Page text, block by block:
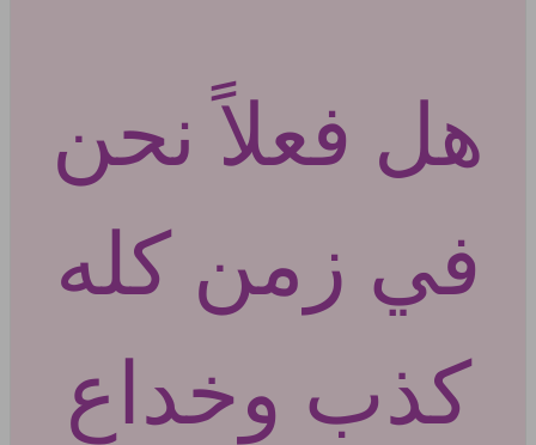
هل فعلاً نحن
في زمن كله
كذب وخداع